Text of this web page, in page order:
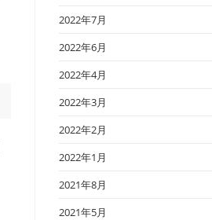
2022年7月
2022年6月
2022年4月
2022年3月
2022年2月
2022年1月
2021年8月
2021年5月